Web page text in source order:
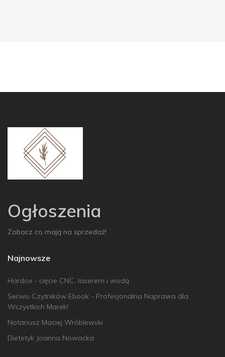
Ogłoszenia
Zobacz co mają na sprzedaż!
Najnowsze
Hardox - cięcie CNC, laserem i wodą
Serwis Czytników Ebook - Profesjonalna Naprawa dla
Wszystkich Marek!
Notariusz Maciej Wróblewski
Dietetyk Joanna Nowacka